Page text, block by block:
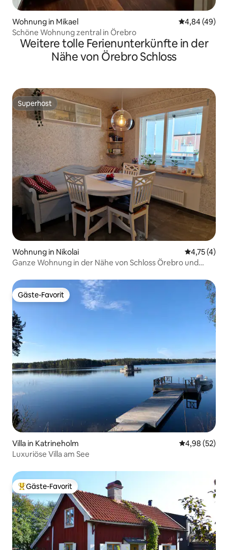
Wohnung in Mikael
4,84 (49)
Schöne Wohnung zentral in Örebro
Weitere tolle Ferienunterkünfte in der
Nähe von Örebro Schloss
Superhost
Superhost
Wohnung in Nikolai
4,75 (4)
Ganze Wohnung in der Nähe von Schloss Örebro und
Gäste-Favorit
Gäste-Favorit
Villa in Katrineholm
4,98 (52)
Luxuriöse Villa am See
Beliebter Gäste-Favorit.
Gäste-Favorit